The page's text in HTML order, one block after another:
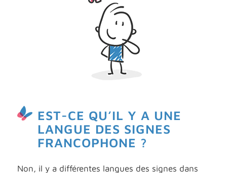
EST-CE QU’IL Y A UNE
LANGUE DES SIGNES
FRANCOPHONE ?
Non, il y a différentes langues des signes dans